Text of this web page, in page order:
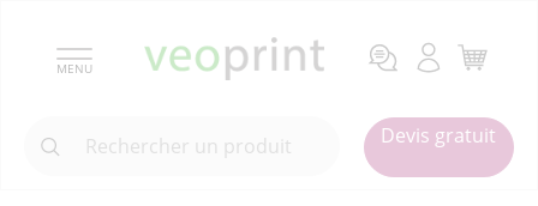
MENU
Devis gratuit